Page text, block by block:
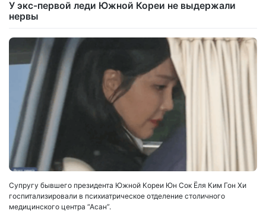
У экс-первой леди Южной Кореи не выдержали
нервы
Супругу бывшего президента Южной Кореи Юн Сок Ёля Ким Гон Хи
госпитализировали в психиатрическое отделение столичного
медицинского центра “Асан”.